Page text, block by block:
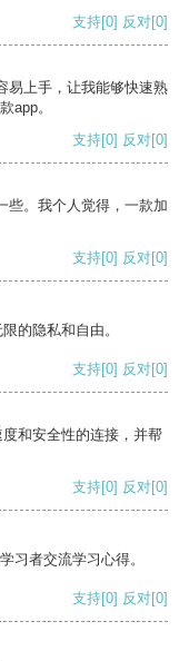
支持[0] 反对[0]
易上手，让我能够快速熟
app。
支持[0] 反对[0]
些。我个人觉得，一款加
支持[0] 反对[0]
的隐私和自由。
支持[0] 反对[0]
和安全性的连接，并帮
支持[0] 反对[0]
习者交流学习心得。
支持[0] 反对[0]